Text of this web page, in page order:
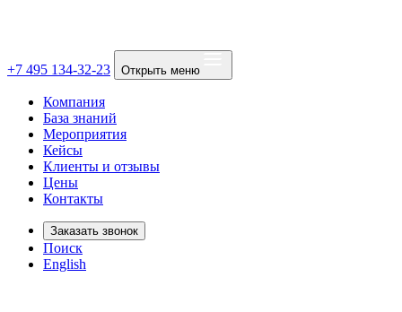
+7 495 134-32-23 Открыть меню
Компания
База знаний
Мероприятия
Кейсы
Клиенты и отзывы
Цены
Контакты
Заказать звонок
Поиск
English